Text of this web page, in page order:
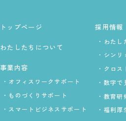
トップページ
わたしたちについて
事業内容
オフィスワークサポート
ものづくりサポート
スマートビジネスサポート
採用情報
わたし
シンリ
クロス
数字で
教育研
福利厚